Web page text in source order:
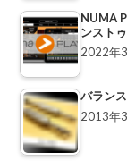
NUMA
ンスト
2022年
バラン
2013年